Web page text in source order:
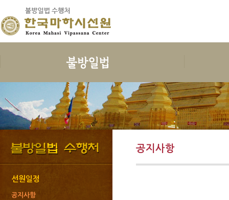
보시의 정의
보시의 이익
보시의 대상
보시의 청정
보시관련법문
지계
삼귀의
삼보공덕
포살
불자예절
수행
예불독송
청법
보호명상
위빳사나
한국마하
인사말
연혁
오시는 길
선원일정
공지사항
공지사항